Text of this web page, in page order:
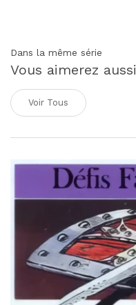
Dans la même série
Vous aimerez aussi
Voir Tous